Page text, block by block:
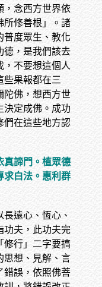
，念西方世界依
所修善根」。諸
普度眾生、教化
德，是我們該去
，不要想這個人
些果報都在三
陀佛，想西方世
決定成佛。成功
們在這些地方認
真諦門。植眾德
求白法。惠利群
遠心、恆心、
功夫，此功夫完
修行」二字要搞
思想、見解、言
錯誤，依照佛菩